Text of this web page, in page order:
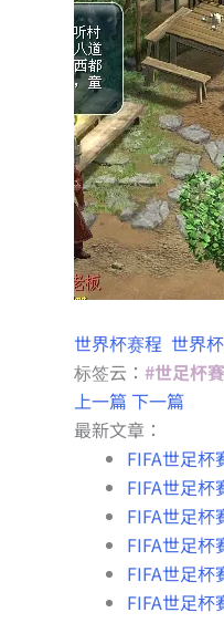
世界杯赛程 世界
标签云：#世足杯
上一篇 下一篇
最新文章：
FIFA世足
FIFA世足
FIFA世足
FIFA世足
FIFA世足
FIFA世足